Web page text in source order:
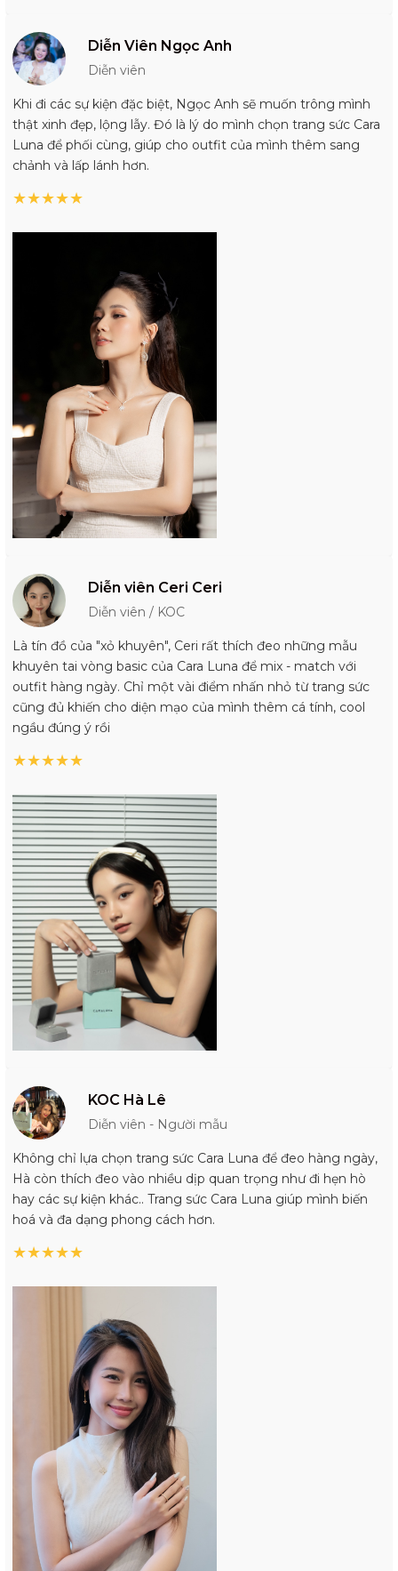
Diễn Viên Ngọc Anh
Diễn viên
Khi đi các sự kiện đặc biệt, Ngọc Anh sẽ muốn trông mình
thật xinh đẹp, lộng lẫy. Đó là lý do mình chọn trang sức Cara
Luna để phối cùng, giúp cho outfit của mình thêm sang
chảnh và lấp lánh hơn.
★★★★★
Diễn viên Ceri Ceri
Diễn viên / KOC
Là tín đồ của "xỏ khuyên", Ceri rất thích đeo những mẫu
khuyên tai vòng basic của Cara Luna để mix - match với
outfit hàng ngày. Chỉ một vài điểm nhấn nhỏ từ trang sức
cũng đủ khiến cho diện mạo của mình thêm cá tính, cool
ngầu đúng ý rồi
★★★★★
KOC Hà Lê
Diễn viên - Người mẫu
Không chỉ lựa chọn trang sức Cara Luna để đeo hàng ngày,
Hà còn thích đeo vào nhiều dịp quan trọng như đi hẹn hò
hay các sự kiện khác.. Trang sức Cara Luna giúp mình biến
hoá và đa dạng phong cách hơn.
★★★★★